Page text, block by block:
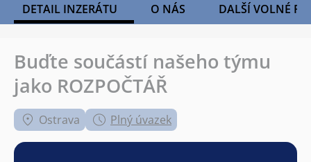
DETAIL INZERÁTU O NÁS DALŠÍ VOLNÉ
Buďte součástí našeho týmu
jako ROZPOČTÁŘ
Ostrava Plný úvazek